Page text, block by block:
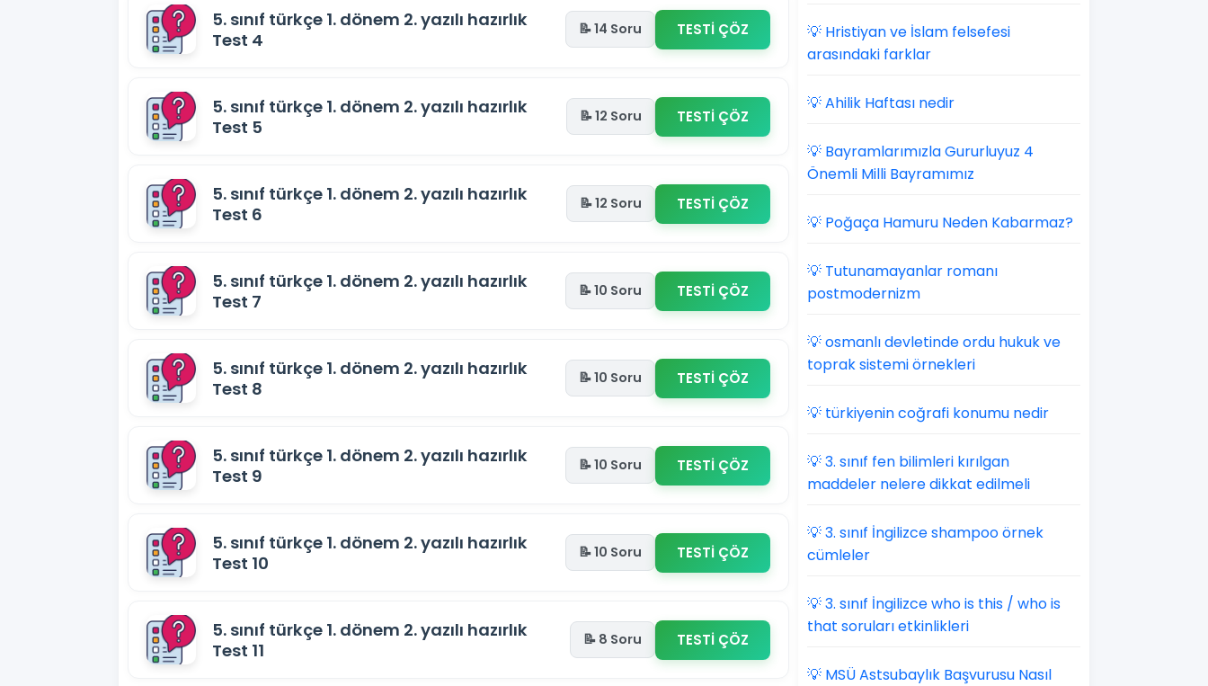
5. sınıf türkçe 1. dönem 2. yazılı hazırlık
Test 4
📝 14 Soru TESTİ ÇÖZ
5. sınıf türkçe 1. dönem 2. yazılı hazırlık
Test 5
📝 12 Soru TESTİ ÇÖZ
5. sınıf türkçe 1. dönem 2. yazılı hazırlık
Test 6
📝 12 Soru TESTİ ÇÖZ
5. sınıf türkçe 1. dönem 2. yazılı hazırlık
Test 7
📝 10 Soru TESTİ ÇÖZ
5. sınıf türkçe 1. dönem 2. yazılı hazırlık
Test 8
📝 10 Soru TESTİ ÇÖZ
5. sınıf türkçe 1. dönem 2. yazılı hazırlık
Test 9
📝 10 Soru TESTİ ÇÖZ
5. sınıf türkçe 1. dönem 2. yazılı hazırlık
Test 10
📝 10 Soru TESTİ ÇÖZ
5. sınıf türkçe 1. dönem 2. yazılı hazırlık
Test 11
📝 8 Soru TESTİ ÇÖZ
💡 Hristiyan ve İslam felsefesi
arasındaki farklar
💡 Ahilik Haftası nedir
💡 Bayramlarımızla Gururluyuz 4
Önemli Milli Bayramımız
💡 Poğaça Hamuru Neden Kabarmaz?
💡 Tutunamayanlar romanı
postmodernizm
💡 osmanlı devletinde ordu hukuk ve
toprak sistemi örnekleri
💡 türkiyenin coğrafi konumu nedir
💡 3. sınıf fen bilimleri kırılgan
maddeler nelere dikkat edilmeli
💡 3. sınıf İngilizce shampoo örnek
cümleler
💡 3. sınıf İngilizce who is this / who is
that soruları etkinlikleri
💡 MSÜ Astsubaylık Başvurusu Nasıl